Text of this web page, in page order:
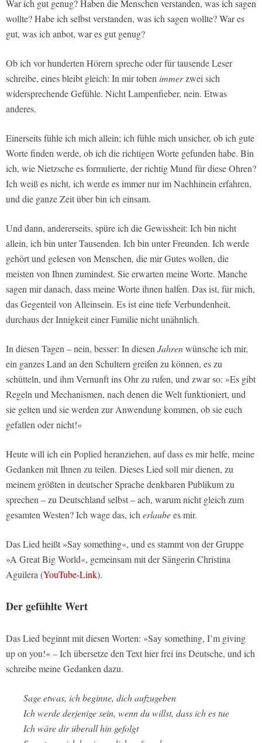
War ich gut genug? Haben die Menschen verstanden, was ich sagen
wollte? Habe ich selbst verstanden, was ich sagen wollte? War es
gut, was ich anbot, war es gut genug?
Ob ich vor hunderten Hörern spreche oder für tausende Leser
schreibe, eines bleibt gleich: In mir toben immerzwei sich
widersprechende Gefühle. Nicht Lampenfieber, nein. Etwas
anderes.
Einerseits fühle ich mich allein; ich fühle mich unsicher, ob ich gute
Worte finden werde, ob ich die richtigen Worte gefunden habe. Bin
ich, wie Nietzsche es formulierte, der richtig Mund für diese Ohren?
Ich weiß es nicht, ich werde es immer nur im Nachhinein erfahren,
und die ganze Zeit über bin ich einsam.
Und dann, andererseits, spüre ich die Gewissheit: Ich bin nicht
allein, ich bin unter Tausenden. Ich bin unter Freunden. Ich werde
gehört und gelesen von Menschen, die mir Gutes wollen, die
meisten von Ihnen zumindest. Sie erwarten meine Worte. Manche
sagen mir danach, dass meine Worte ihnen halfen. Das ist, für mich,
das Gegenteil von Alleinsein. Es ist eine tiefe Verbundenheit,
durchaus der Innigkeit einer Familie nicht unähnlich.
In diesen Tagen – nein, besser: In diesenJahrenwünsche ich mir,
ein ganzes Land an den Schultern greifen zu können, es zu
schütteln, und ihm Vernunft ins Ohr zu rufen, und zwar so: »Es gibt
Regeln und Mechanismen, nach denen die Welt funktioniert, und
sie gelten und sie werden zur Anwendung kommen, ob sie euch
gefallen oder nicht!«
Heute will ich ein Poplied heranziehen, auf dass es mir helfe, meine
Gedanken mit Ihnen zu teilen. Dieses Lied soll mir dienen, zu
meinem größten in deutscher Sprache denkbaren Publikum zu
sprechen – zu Deutschland selbst – ach, warum nicht gleich zum
gesamten Westen? Ich wage das, icherlaubees mir.
Das Lied heißt »Say something«, und es stammt von der Gruppe
»A Great Big World«, gemeinsam mit der Sängerin Christina
Aguilera (YouTube-Link).
Der gefühlte Wert
Das Lied beginnt mit diesen Worten: »Say something, I’m giving
up on you!« – Ich übersetze den Text hier frei ins Deutsche, und ich
schreibe meine Gedanken dazu.
Sage etwas, ich beginne, dich aufzugeben
Ich werde derjenige sein, wenn du willst, dass ich es tue
Ich wäre dir überall hin gefolgt